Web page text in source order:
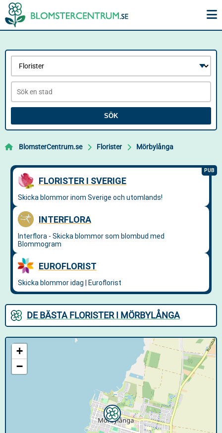
SÖK
BlomsterCentrum.se Florister Mörbylånga
DE BÄSTA FLORISTER I MÖRBYLÅNGA
+
−